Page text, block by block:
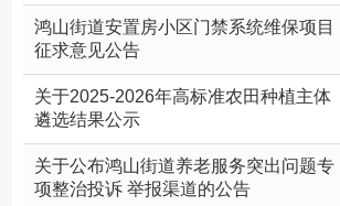
鸿山街道安置房小区门禁系统维保项目
征求意见公告
关于2025-2026年高标准农田种植主体
遴选结果公示
关于公布鸿山街道养老服务突出问题专
项整治投诉 举报渠道的公告